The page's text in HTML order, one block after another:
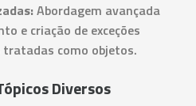
Abordagem avançada
e criação de exceções
tratadas como objetos.
Diversos